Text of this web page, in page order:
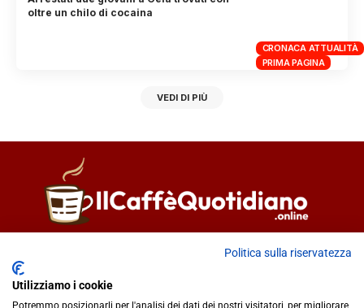
CRONACA ATTUALITÀ
PRIMA PAGINA
oltre un chilo di cocaina
VEDI DI PIÙ
Fiorella Falci
redazione@ilcaffequotidiano.online
Politica sulla riservatezza
Utilizziamo i cookie
Potremmo posizionarli per l'analisi dei dati dei nostri visitatori, per migliorare